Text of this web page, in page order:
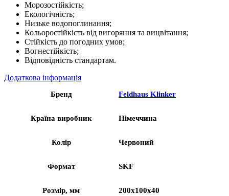
Морозостійкість;
Екологічність;
Низьке водопоглинання;
Кольоростійкість від вигоряння та вицвітання;
Стійкість до погодних умов;
Вогнестійкість;
Відповідність стандартам.
Додаткова інформація
Бренд Feldhaus Klinker
Країна виробник Німеччина
Колір Червоний
Формат SKF
Розмір, мм 200х100х40